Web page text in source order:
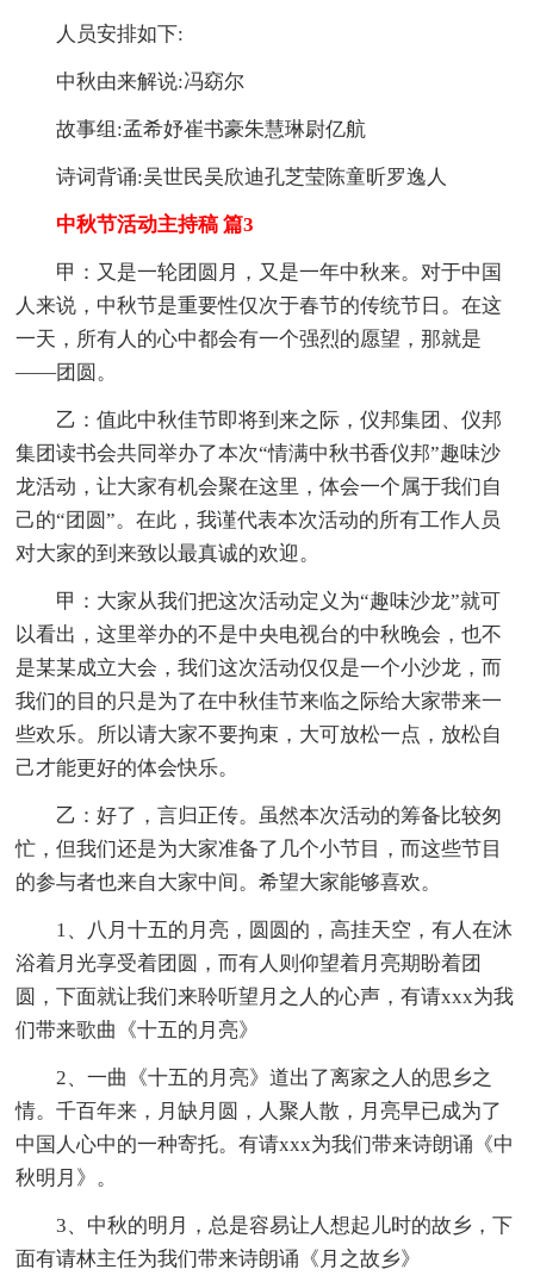
人员安排如下:
中秋由来解说:冯窈尔
故事组:孟希妤崔书豪朱慧琳尉亿航
诗词背诵:吴世民吴欣迪孔芝莹陈童昕罗逸人
中秋节活动主持稿 篇3
甲：又是一轮团圆月，又是一年中秋来。对于中国
人来说，中秋节是重要性仅次于春节的传统节日。在这
一天，所有人的心中都会有一个强烈的愿望，那就是
——团圆。
乙：值此中秋佳节即将到来之际，仪邦集团、仪邦
集团读书会共同举办了本次“情满中秋书香仪邦”趣味沙
龙活动，让大家有机会聚在这里，体会一个属于我们自
己的“团圆”。在此，我谨代表本次活动的所有工作人员
对大家的到来致以最真诚的欢迎。
甲：大家从我们把这次活动定义为“趣味沙龙”就可
以看出，这里举办的不是中央电视台的中秋晚会，也不
是某某成立大会，我们这次活动仅仅是一个小沙龙，而
我们的目的只是为了在中秋佳节来临之际给大家带来一
些欢乐。所以请大家不要拘束，大可放松一点，放松自
己才能更好的体会快乐。
乙：好了，言归正传。虽然本次活动的筹备比较匆
忙，但我们还是为大家准备了几个小节目，而这些节目
的参与者也来自大家中间。希望大家能够喜欢。
1、八月十五的月亮，圆圆的，高挂天空，有人在沐
浴着月光享受着团圆，而有人则仰望着月亮期盼着团
圆，下面就让我们来聆听望月之人的心声，有请xxx为我
们带来歌曲《十五的月亮》
2、一曲《十五的月亮》道出了离家之人的思乡之
情。千百年来，月缺月圆，人聚人散，月亮早已成为了
中国人心中的一种寄托。有请xxx为我们带来诗朗诵《中
秋明月》。
3、中秋的明月，总是容易让人想起儿时的故乡，下
面有请林主任为我们带来诗朗诵《月之故乡》